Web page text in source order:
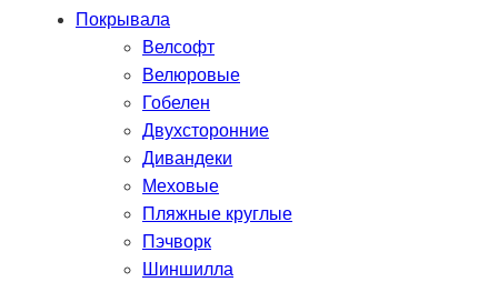
Покрывала
Велсофт
Велюровые
Гобелен
Двухсторонние
Дивандеки
Меховые
Пляжные круглые
Пэчворк
Шиншилла